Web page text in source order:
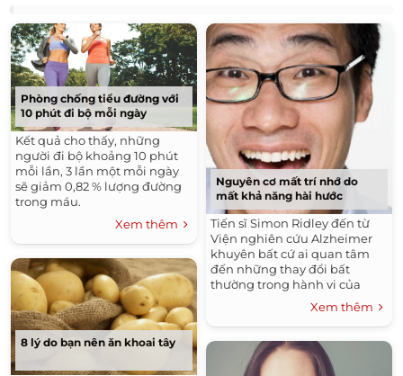
Phòng chống tiểu đường với
10 phút đi bộ mỗi ngày
Kết quả cho thấy, những
người đi bộ khoảng 10 phút
mỗi lần, 3 lần một mỗi ngày
sẽ giảm 0,82 % lượng đường
trong máu.
Xem thêm
8 lý do bạn nên ăn khoai tây
Nguyên cơ mất trí nhớ do
mất khả năng hài hước
Tiến sĩ Simon Ridley đến từ
Viện nghiên cứu Alzheimer
khuyên bất cứ ai quan tâm
đến những thay đổi bất
thường trong hành vi của
mình nên nhờ các bác sĩ tư
vấn, kể cả khi thay đổi về khả
năng hài hước.
Xem thêm